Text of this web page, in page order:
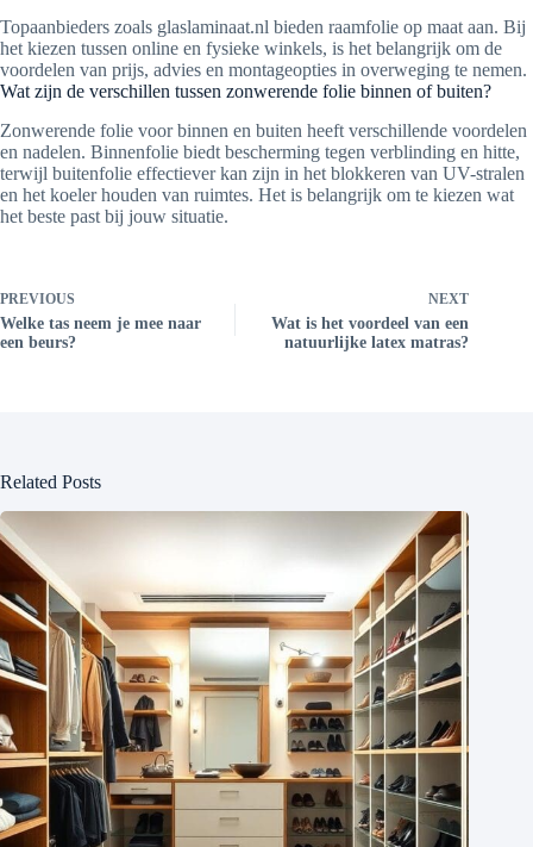
Topaanbieders zoals glaslaminaat.nl bieden raamfolie op maat aan. Bij
het kiezen tussen online en fysieke winkels, is het belangrijk om de
voordelen van prijs, advies en montageopties in overweging te nemen.
Wat zijn de verschillen tussen zonwerende folie binnen of buiten?
Zonwerende folie voor binnen en buiten heeft verschillende voordelen
en nadelen. Binnenfolie biedt bescherming tegen verblinding en hitte,
terwijl buitenfolie effectiever kan zijn in het blokkeren van UV-stralen
en het koeler houden van ruimtes. Het is belangrijk om te kiezen wat
het beste past bij jouw situatie.
PREVIOUS
Welke tas neem je mee naar
een beurs?
NEXT
Wat is het voordeel van een
natuurlijke latex matras?
Related Posts